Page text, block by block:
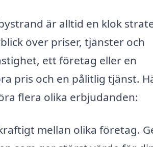
är alltid en klok
över priser, tjänster och
ett företag eller en
pris och en pålitlig tjänst.
flera olika erbjudanden:
mellan olika företag.